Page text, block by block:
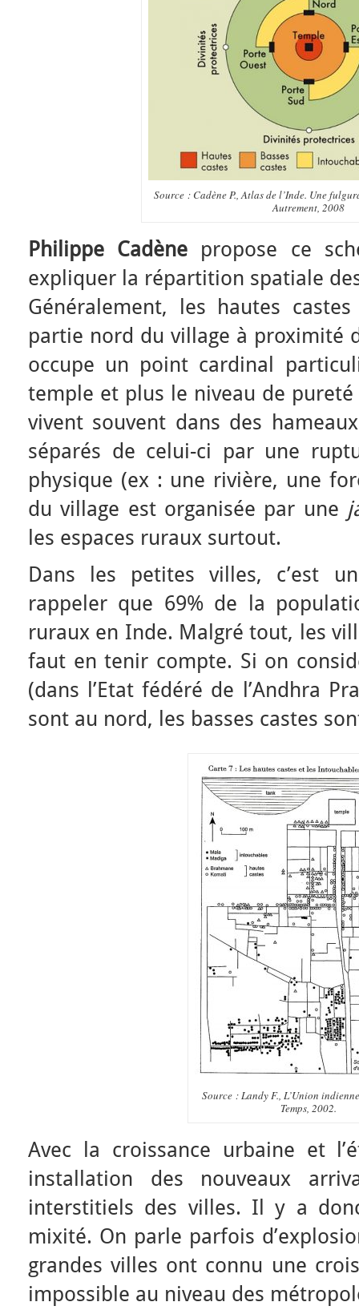
Source : Cadène P., Atlas de l’Inde. Une
Autrement, 2008
Philippe Cadène propose ce
expliquer la répartition spatiale
Généralement, les hautes
partie nord du village à proximité
occupe un point cardinal
temple et plus le niveau de
vivent souvent dans des
séparés de celui-ci par une
physique (ex : une rivière, une
du village est organisée par une
les espaces ruraux surtout.
Dans les petites villes, c’est
rappeler que 69% de la
ruraux en Inde. Malgré tout, les
faut en tenir compte. Si on
(dans l’Etat fédéré de l’Andhra
sont au nord, les basses castes
Source : Landy F., L’Union
Temps, 2002.
Avec la croissance urbaine et
installation des nouveaux
interstitiels des villes. Il y a
mixité. On parle parfois
grandes villes ont connu une
impossible au niveau des